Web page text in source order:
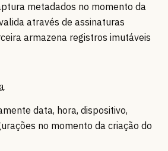
metadados no momento da
através de assinaturas
armazena registros imutáveis
data, hora, dispositivo,
no momento da criação do